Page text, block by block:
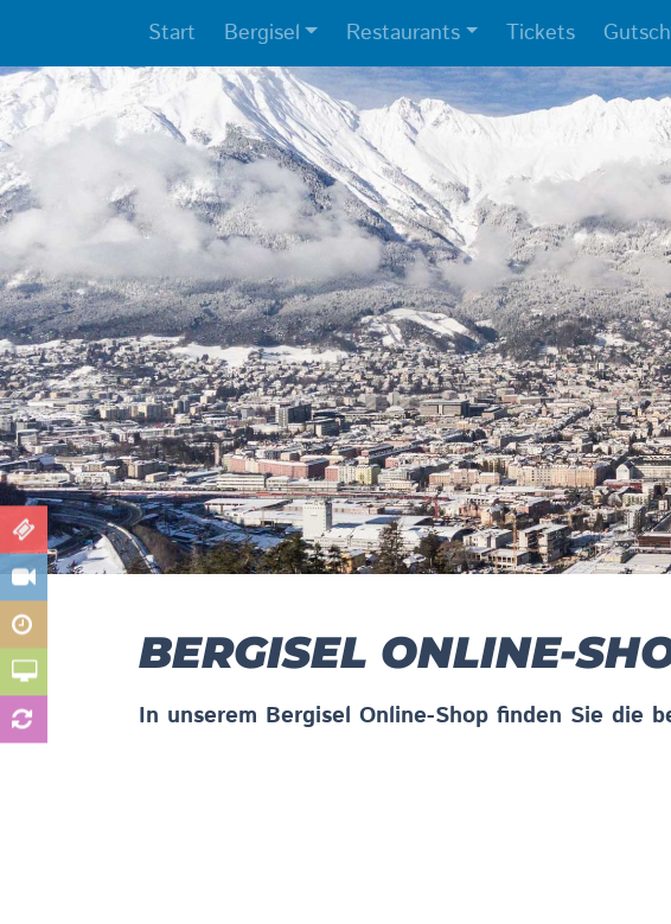
Start Bergisel Restaurants Tickets
BERGISEL ONLINE-
In unserem Bergisel Online-Shop finden Sie die